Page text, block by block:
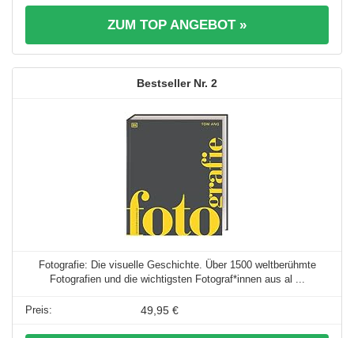
ZUM TOP ANGEBOT »
2
Fotografie: Die visuelle Geschichte. Über 1500 weltberühmte
Fotografien und die wichtigsten Fotograf*innen aus al ...
49,95 €